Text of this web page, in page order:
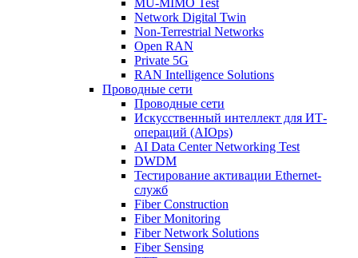
MU-MIMO Test
Network Digital Twin
Non-Terrestrial Networks
Open RAN
Private 5G
RAN Intelligence Solutions
Проводные сети
Проводные сети
Искусственный интеллект для ИТ-
операций (AIOps)
AI Data Center Networking Test
DWDM
Тестирование активации Ethernet-
служб
Fiber Construction
Fiber Monitoring
Fiber Network Solutions
Fiber Sensing